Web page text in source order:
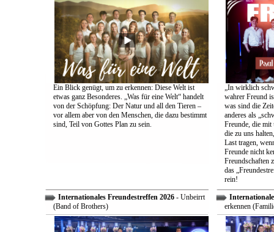
Ein Blick genügt, um zu erkennen: Diese Welt ist
etwas ganz Besonderes. „Was für eine Welt“ handelt
von der Schöpfung: Der Natur und all den Tieren –
vor allem aber von den Menschen, die dazu bestimmt
sind, Teil von Gottes Plan zu sein.
„In wirklich
wahrer Freund
was sind die
anderes als
Freunde, die mit
die zu uns
Last tragen,
Freunde nicht
Freundschaften
das
rein!
Internationales Freundestreffen 2026- Unbeirrt
(Band of Brothers)
erkennen